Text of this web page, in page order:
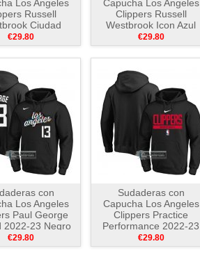
Los Angeles
Russell
Ciudad
24 Azul
€29.80
Capucha Los Angeles
Clippers Russell
Westbrook Icon Azul
€29.80
con
Los Angeles
Paul George
2022-23 Negro
€29.80
Sudaderas con
Capucha Los Angeles
Clippers Practice
Performance 2022-23
Negro
€29.80